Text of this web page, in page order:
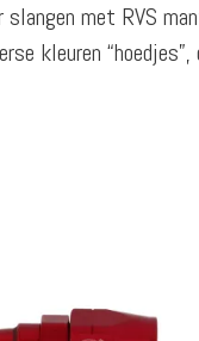
slangen met RVS
kleuren “hoedjes”,